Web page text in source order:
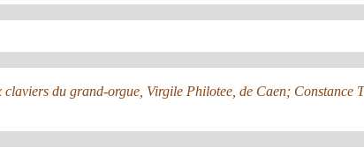
du grand-orgue, Virgile Philotee, de Caen; Constance